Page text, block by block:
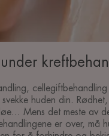
huden din. Rødhet,
Mens det meste av
er over, må